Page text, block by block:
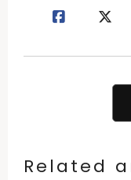
Related